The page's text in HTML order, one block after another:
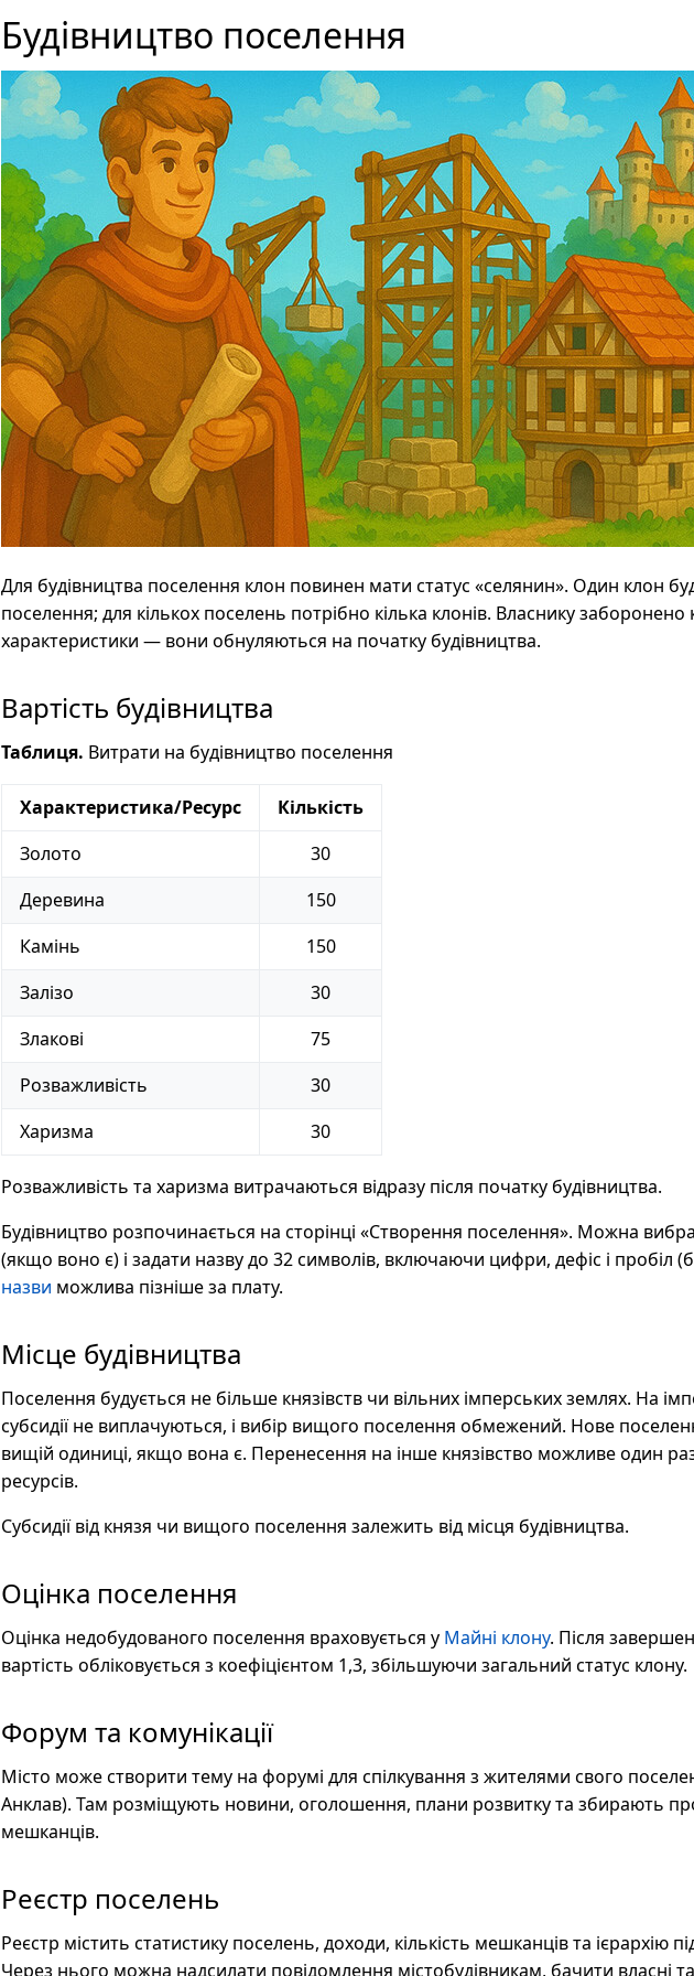
Будівництво поселення
Для будівництва поселення клон повинен мати статус «селянин». Один клон
поселення; для кількох поселень потрібно кілька клонів. Власнику заборонено
характеристики — вони обнуляються на початку будівництва.
Вартість будівництва
Таблиця. Витрати на будівництво поселення
Характеристика/Ресурс
Кількість
Золото
30
Деревина
150
Камінь
150
Залізо
30
Злакові
75
Розважливість
30
Харизма
30
Розважливість та харизма витрачаються відразу після початку будівництва.
Будівництво розпочинається на сторінці «Створення поселення». Можна
(якщо воно є) і задати назву до 32 символів, включаючи цифри, дефіс і пробіл
назви можлива пізніше за плату.
Місце будівництва
Поселення будується не більше князівств чи вільних імперських землях. На
субсидії не виплачуються, і вибір вищого поселення обмежений. Нове
вищій одиниці, якщо вона є. Перенесення на інше князівство можливе один
ресурсів.
Субсидії від князя чи вищого поселення залежить від місця будівництва.
Оцінка поселення
Оцінка недобудованого поселення враховується у Майні клону. Після
вартість обліковується з коефіцієнтом 1,3, збільшуючи загальний статус клону.
Форум та комунікації
Місто може створити тему на форумі для спілкування з жителями свого
Анклав). Там розміщують новини, оголошення, плани розвитку та збирають
мешканців.
Реєстр поселень
Реєстр містить статистику поселень, доходи, кількість мешканців та ієрархію
Через нього можна надсилати повідомлення містобудівникам, бачити власні